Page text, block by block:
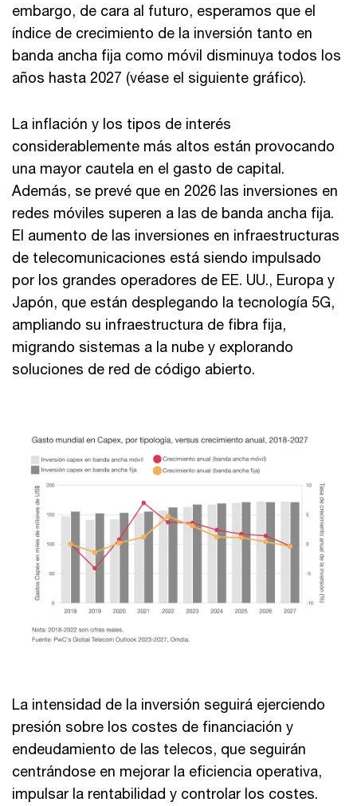
embargo, de cara al futuro, esperamos que el
índice de crecimiento de la inversión tanto en
banda ancha fija como móvil disminuya todos los
años hasta 2027 (véase el siguiente gráfico).
La inflación y los tipos de interés
considerablemente más altos están provocando
una mayor cautela en el gasto de capital.
Además, se prevé que en 2026 las inversiones en
redes móviles superen a las de banda ancha fija.
El aumento de las inversiones en infraestructuras
de telecomunicaciones está siendo impulsado
por los grandes operadores de EE. UU., Europa y
Japón, que están desplegando la tecnología 5G,
ampliando su infraestructura de fibra fija,
migrando sistemas a la nube y explorando
soluciones de red de código abierto.
La intensidad de la inversión seguirá ejerciendo
presión sobre los costes de financiación y
endeudamiento de las telecos, que seguirán
centrándose en mejorar la eficiencia operativa,
impulsar la rentabilidad y controlar los costes.